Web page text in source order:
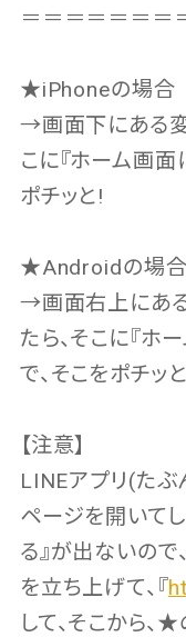
＝＝＝＝＝＝＝
★iPhoneの場合
→画面下にある変
こに『ホーム画面
ポチッと!
★Androidの場合
→画面右上にある
たら、そこに『ホ
で、そこをポチッ
【注意】
LINEアプリ(た
ページを開いて
る』が出ないの
を立ち上げて、『
して、そこから